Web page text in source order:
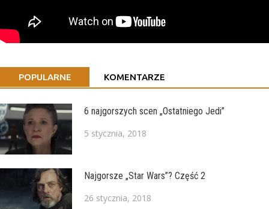
POPULARNE KOMENTARZE
6 najgorszych scen „Ostatniego Jedi”
5 stycznia, 2018
Najgorsze „Star Wars”? Część 2
26 stycznia, 2018